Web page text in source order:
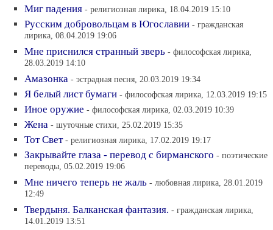
Миг падения - религиозная лирика, 18.04.2019 15:10
Русским добровольцам в Югославии - гражданская
лирика, 08.04.2019 19:06
Мне приснился странный зверь - философская лирика,
28.03.2019 14:10
Амазонка - эстрадная песня, 20.03.2019 19:34
Я белый лист бумаги - философская лирика, 12.03.2019 19:15
Иное оружие - философская лирика, 02.03.2019 10:39
Жена - шуточные стихи, 25.02.2019 15:35
Тот Свет - религиозная лирика, 17.02.2019 19:17
Закрывайте глаза - перевод с бирманского - поэтические
переводы, 05.02.2019 19:06
Мне ничего теперь не жаль - любовная лирика, 28.01.2019
12:49
Твердыня. Балканская фантазия. - гражданская лирика,
14.01.2019 13:51